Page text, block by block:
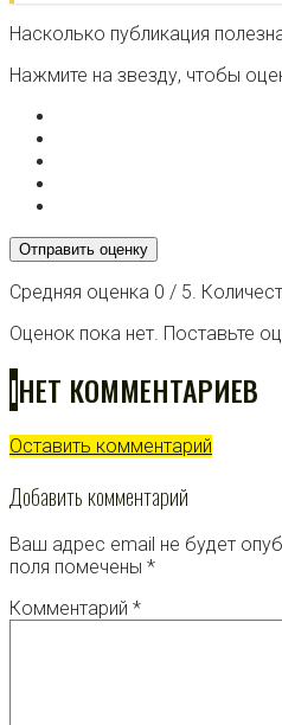
Насколько публикация
Нажмите на звезду, чтобы
Отправить оценку
Средняя оценка 0 / 5.
Оценок пока нет. Поставьте
IНЕТ КОММЕНТАРИЕВ
Оставить комментарий
Добавить комментарий
Ваш адрес email не будет
поля помечены *
Комментарий *